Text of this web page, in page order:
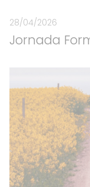
28/04/2026
Jornada